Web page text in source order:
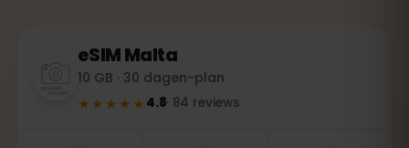
eSIMMalta
10 GB · 30 dagen-plan
★★★★★ 4.8· 84 reviews